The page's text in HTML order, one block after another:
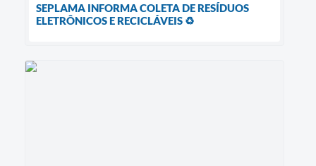
SEPLAMA INFORMA COLETA DE RESÍDUOS
ELETRÔNICOS E RECICLÁVEIS ♻